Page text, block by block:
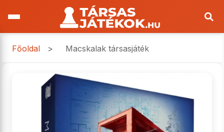
Főoldal > Macskalak társasjáték